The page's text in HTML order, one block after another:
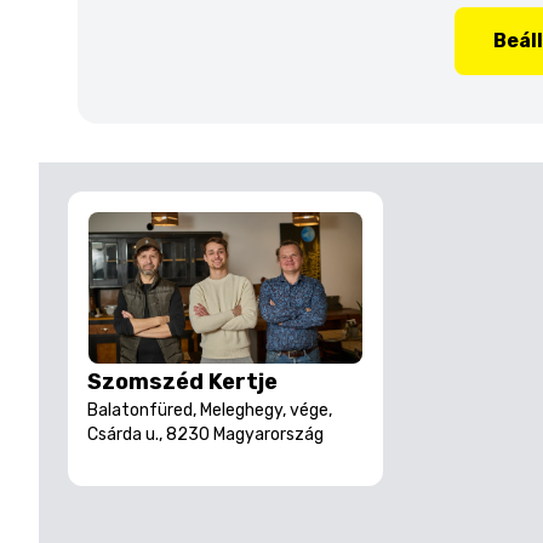
Szomszéd Kertje
Balatonfüred, Meleghegy, vége,
Csárda u., 8230 Magyarország